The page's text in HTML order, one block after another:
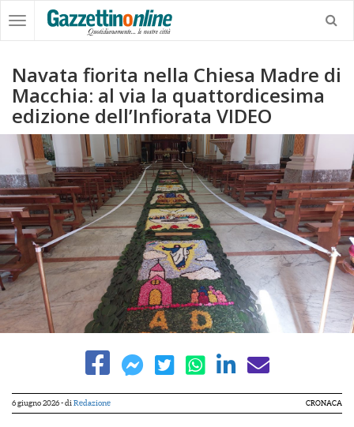
Navata fiorita nella Chiesa Madre di
Macchia: al via la quattordicesima
edizione dell’Infiorata VIDEO
6 giugno 2026- di Redazione CRONACA